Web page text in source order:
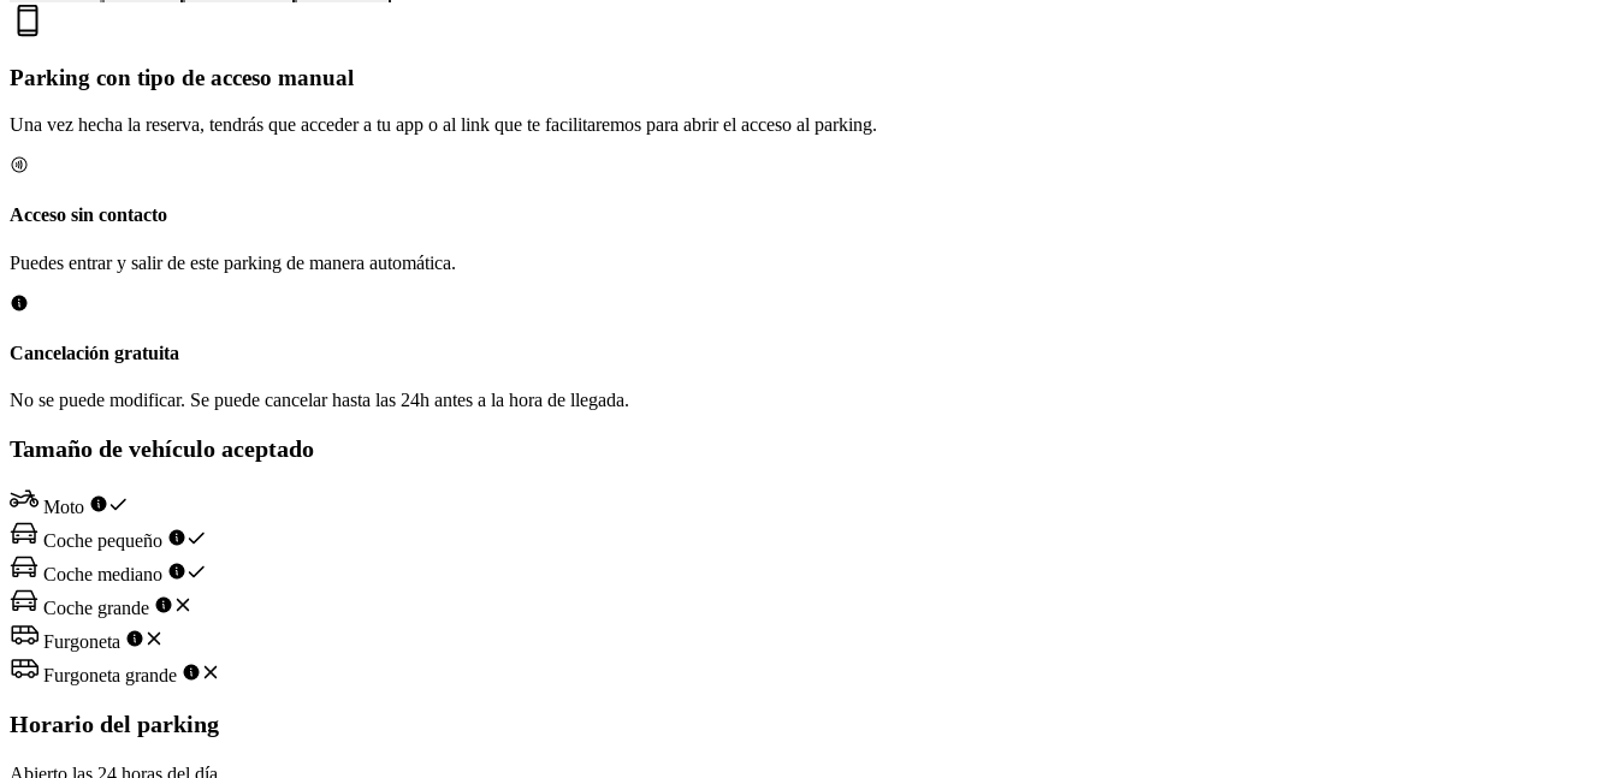
Parking con tipo de acceso manual
Una vez hecha la reserva, tendrás que acceder a tu app o al link que te facilitaremos para abrir el acceso al parking.
Acceso sin contacto
Puedes entrar y salir de este parking de manera automática.
Cancelación gratuita
No se puede modificar. Se puede cancelar hasta las 24h antes a la hora de llegada.
Tamaño de vehículo aceptado
Moto
Coche pequeño
Coche mediano
Coche grande
Furgoneta
Furgoneta grande
Horario del parking